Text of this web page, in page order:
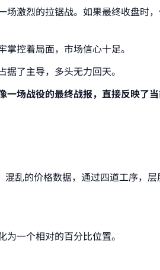
激烈的拉锯战。如果最终收盘时
控着局面，市场信心十足。
了主导，多头无力回天。
场战役的最终战报，直接反映了
乱的价格数据，通过四道工序，
一个相对的百分比位置。